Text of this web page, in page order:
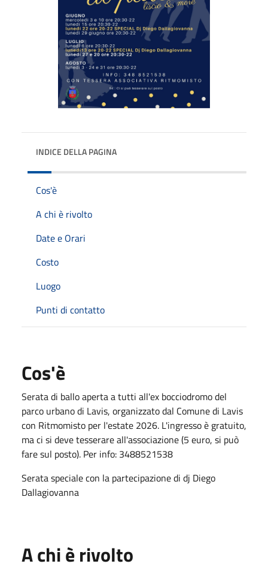
INDICE DELLA PAGINA
Cos'è
A chi è rivolto
Date e Orari
Costo
Luogo
Punti di contatto
Cos'è
Serata di ballo aperta a tutti all'ex bocciodromo del
parco urbano di Lavis, organizzato dal Comune di Lavis
con Ritmomisto per l'estate 2026. L'ingresso è gratuito,
ma ci si deve tesserare all'associazione (5 euro, si può
fare sul posto). Per info: 3488521538
Serata speciale con la partecipazione di dj Diego
Dallagiovanna
A chi è rivolto